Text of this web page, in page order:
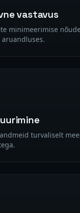
vastavus
minimeerimise
turvaliselt